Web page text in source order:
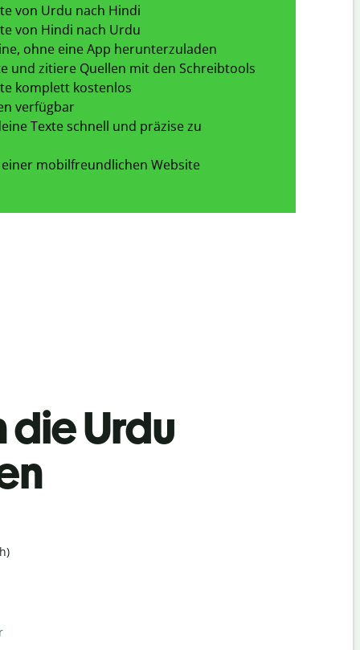
von Urdu nach Hindi
von Hindi nach Urdu
ohne eine App herunterzuladen
und zitiere Quellen mit den Schreibtools
komplett kostenlos
verfügbar
Texte schnell und präzise zu
mobilfreundlichen Website
die Urdu